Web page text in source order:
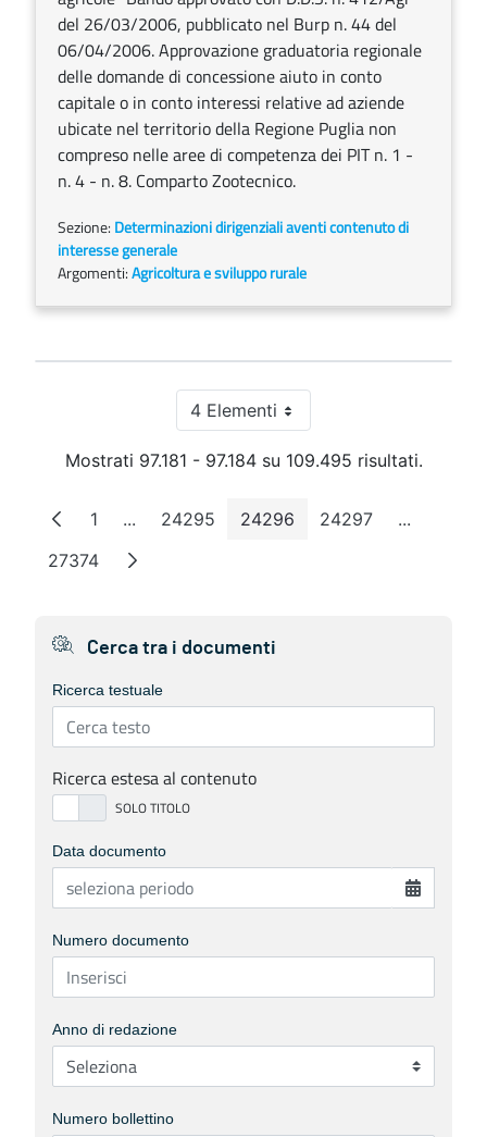
del 26/03/2006, pubblicato nel Burp n. 44 del
06/04/2006. Approvazione graduatoria regionale
delle domande di concessione aiuto in conto
capitale o in conto interessi relative ad aziende
ubicate nel territorio della Regione Puglia non
compreso nelle aree di competenza dei PIT n. 1 -
n. 4 - n. 8. Comparto Zootecnico.
Sezione: Determinazioni dirigenziali aventi contenuto di
interesse generale
Argomenti:Agricoltura e sviluppo rurale
4 ElementiPer pagina
Mostrati 97.181 - 97.184 su 109.495 risultati.
Pagina
1 ...Pagine intermedie
Pagina
24295 Pagina
24296 Pagina
24297 ...Pagine
Pagina
27374
Cerca tra i documenti
Ricerca testuale
Ricerca estesa al contenuto
Data documento
Numero documento
Anno di redazione
Numero bollettino